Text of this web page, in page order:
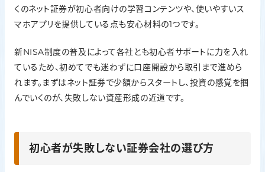
くのネット証券が初心者向けの学習コンテンツや、使いやすいス
マホアプリを提供している点も安心材料の1つです。
新NISA制度の普及によって各社とも初心者サポートに力を入れ
ているため、初めてでも迷わずに口座開設から取引まで進めら
れます。まずはネット証券で少額からスタートし、投資の感覚を掴
んでいくのが、失敗しない資産形成の近道です。
初心者が失敗しない証券会社の選び方